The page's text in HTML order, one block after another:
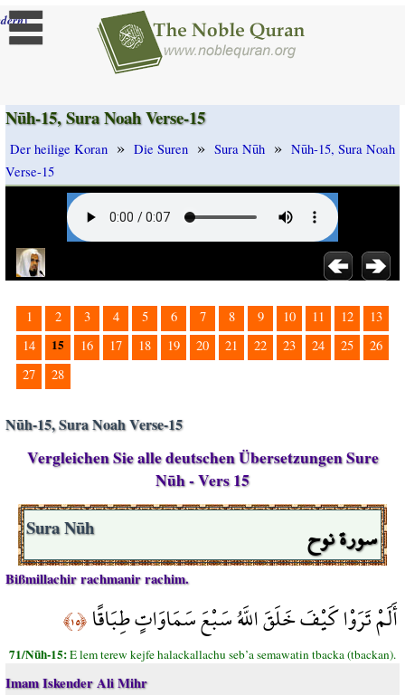
]
Nūh-15, Sura Noah Verse-15
Der heilige Koran » Die Suren » Sura Nūh » Nūh-15, Sura Noah
Verse-15
1 2 3 4 5 6 7 8 9 10 11 12
13
14
15 16 17 18 19 20 21 22 23 24 25
26
27
28
Nūh-15, Sura Noah Verse-15
Vergleichen Sie alle deutschen Übersetzungen Sure
Nūh - Vers 15
سورة نوح Sura Nūh
Bißmillachir rachmanir rachim.
أَلَمْ تَرَوْا كَيْفَ خَلَقَ اللَّهُ سَبْعَ سَمَاوَاتٍ طِبَاقًا﴿١٥﴾
71/Nūh-15:E lem terew kejfe halackallachu seb’a semawatin tbacka (tbackan).
Imam Iskender Ali Mihr